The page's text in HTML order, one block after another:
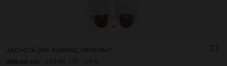
+
JACHETĂ DIN BUMBAC IMPRIMAT
499.90 LEI
359.90 LEI 28%